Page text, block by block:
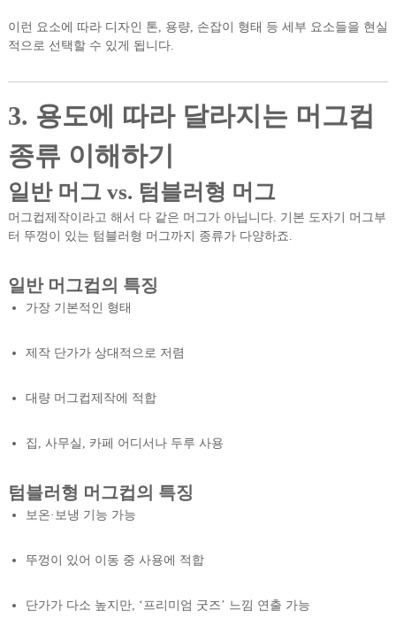
이런 요소에 따라 디자인 톤, 용량, 손잡이 형태 등 세부 요소들을 현실
적으로 선택할 수 있게 됩니다.
3. 용도에 따라 달라지는 머그컵
종류 이해하기
일반 머그 vs. 텀블러형 머그
머그컵제작이라고 해서 다 같은 머그가 아닙니다. 기본 도자기 머그부
터 뚜껑이 있는 텀블러형 머그까지 종류가 다양하죠.
일반 머그컵의 특징
가장 기본적인 형태
제작 단가가 상대적으로 저렴
대량 머그컵제작에 적합
집, 사무실, 카페 어디서나 두루 사용
텀블러형 머그컵의 특징
보온·보냉 기능 가능
뚜껑이 있어 이동 중 사용에 적합
단가가 다소 높지만, ‘프리미엄 굿즈’ 느낌 연출 가능